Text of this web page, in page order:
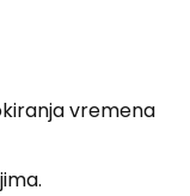
vremena